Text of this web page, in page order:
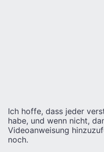
Ich hoffe, dass jeder
habe, und wenn nicht,
Videoanweisung
noch.